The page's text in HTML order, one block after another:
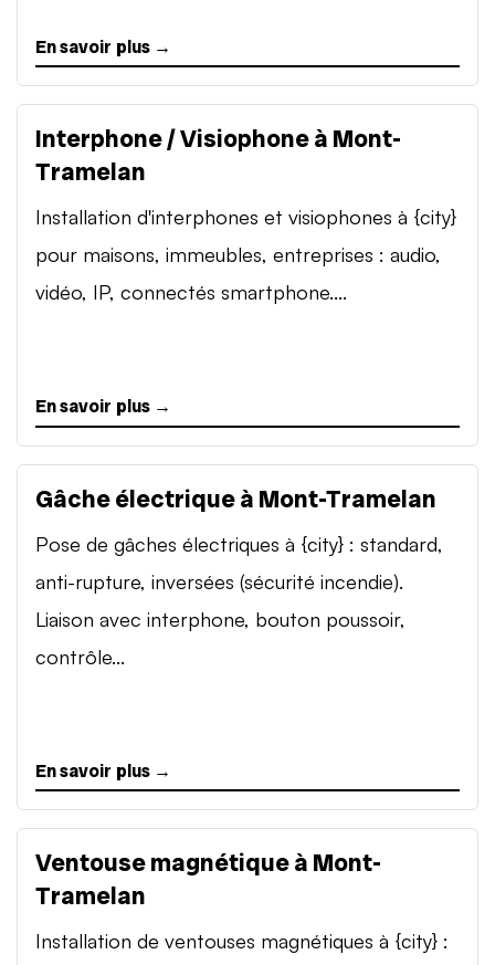
En savoir plus →
Interphone / Visiophone à Mont-
Tramelan
Installation d'interphones et visiophones à {city}
pour maisons, immeubles, entreprises : audio,
vidéo, IP, connectés smartphone....
En savoir plus →
Gâche électrique à Mont-Tramelan
Pose de gâches électriques à {city} : standard,
anti-rupture, inversées (sécurité incendie).
Liaison avec interphone, bouton poussoir,
contrôle...
En savoir plus →
Ventouse magnétique à Mont-
Tramelan
Installation de ventouses magnétiques à {city} :